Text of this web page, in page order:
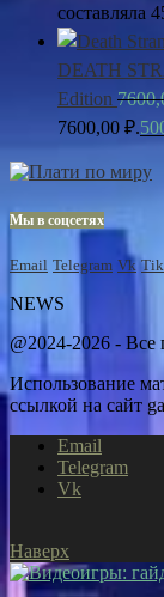
составляла
DEATH
Edition
7600,00 ₽.
Мы в соцсетях
Email Telegram Vk
NEWS
@2024-2026 -
Использование
ссылкой на сайт
Email
Telegram
Vk
Наверх